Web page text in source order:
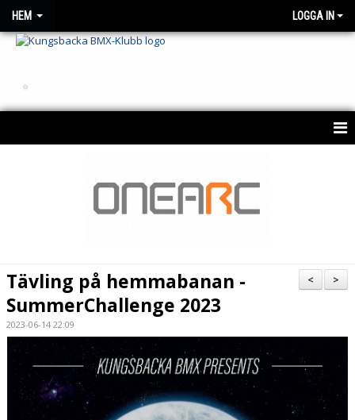
HEM LOGGA IN
.
KALENDER 2026
BESTÄLLNING AV KLUBBTRÖJA
SKAFFA CYKELLICENS
SPORTSTIMING- TÄVLINGSKALENDER/ANMÄLAN
>
<
Tävling på hemmabanan -
SummerChallenge 2023
2023-06-14 22:09